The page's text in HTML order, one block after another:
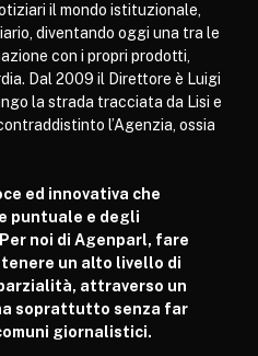
il mondo istituzionale,
diventando oggi una tra le
con i propri prodotti,
Dal 2009 il Direttore è Luigi
la strada tracciata da Lisi e
l’Agenzia, ossia
ed innovativa che
puntuale e degli
noi di Agenparl, fare
un alto livello di
attraverso un
soprattutto senza far
giornalistici.